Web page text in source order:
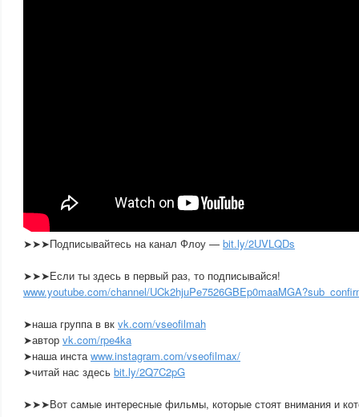
➤➤➤Подписывайтесь на канал Флоу — bit.ly/2UVLQDs
➤➤➤Если ты здесь в первый раз, то подписывайся!
www.youtube.com/channel/
➤наша группа в вк vk.com/vseofilmah
➤автор vk.com/rpe4ka
➤наша инстаwww.instagram.com/vseofilmax/
➤читай нас здесь bit.ly/2Q7C2pG
➤➤➤Вот самые интересные фильмы, которые стоят внимания и